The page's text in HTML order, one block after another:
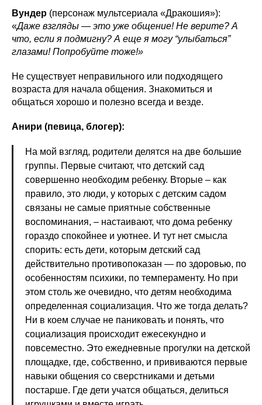
Вундер (персонаж мультсериала «Дракошия»):
«Даже взгляды — это уже общение! Не верите? А
что, если я подмигну? А еще я могу “улыбаться”
глазами! Попробуйте тоже!»
Не существует неправильного или подходящего
возраста для начала общения. Знакомиться и
общаться хорошо и полезно всегда и везде.
Анири (певица, блогер):
На мой взгляд, родители делятся на две большие
группы. Первые считают, что детский сад
совершенно необходим ребенку. Вторые – как
правило, это люди, у которых с детским садом
связаны не самые приятные собственные
воспоминания, – настаивают, что дома ребенку
гораздо спокойнее и уютнее. И тут нет смысла
спорить: есть дети, которым детский сад
действительно противопоказан — по здоровью, по
особенностям психики, по темпераменту. Но при
этом столь же очевидно, что детям необходима
определенная социализация. Что же тогда делать?
Ни в коем случае не паниковать и понять, что
социализация происходит ежесекундно и
повсеместно. Это ежедневные прогулки на детской
площадке, где, собственно, и прививаются первые
навыки общения со сверстниками и детьми
постарше. Где дети учатся общаться, делиться